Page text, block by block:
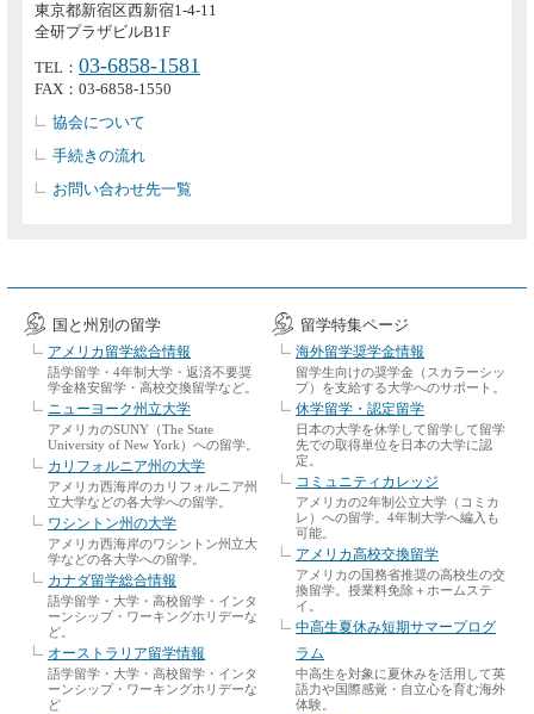
東京都新宿区西新宿1-4-11
全研プラザビルB1F
TEL：03-6858-1581
FAX：03-6858-1550
協会について
手続きの流れ
お問い合わせ先一覧
国と州別の留学
アメリカ留学総合情報
語学留学・4年制大学・返済不要奨
学金格安留学・高校交換留学など。
ニューヨーク州立大学
アメリカのSUNY（The State
University of New York）への留学。
カリフォルニア州の大学
アメリカ西海岸のカリフォルニア州
立大学などの各大学への留学。
ワシントン州の大学
アメリカ西海岸のワシントン州立大
学などの各大学への留学。
カナダ留学総合情報
語学留学・大学・高校留学・インタ
ーンシップ・ワーキングホリデーな
ど。
オーストラリア留学情報
語学留学・大学・高校留学・インタ
ーンシップ・ワーキングホリデーな
ど
留学特集ページ
海外留学奨学金情報
留学生向けの奨学金（スカラーシッ
プ）を支給する大学へのサポート。
休学留学・認定留学
日本の大学を休学して留学して留学
先での取得単位を日本の大学に認
定。
コミュニティカレッジ
アメリカの2年制公立大学（コミカ
レ）への留学。4年制大学へ編入も
可能。
アメリカ高校交換留学
アメリカの国務省推奨の高校生の交
換留学。授業料免除＋ホームステ
イ。
中高生夏休み短期サマープログ
ラム
中高生を対象に夏休みを活用して英
語力や国際感覚・自立心を育む海外
体験。